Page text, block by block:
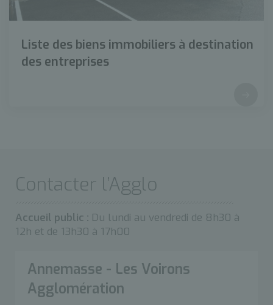
Liste des biens immobiliers à destination
des entreprises
Contacter l’Agglo
Accueil public : Du lundi au vendredi de 8h30 à
12h et de 13h30 à 17h00
Annemasse - Les Voirons
Agglomération